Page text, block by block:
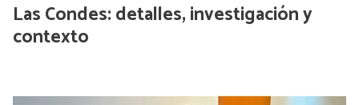
Las Condes: detalles, investigación y
contexto